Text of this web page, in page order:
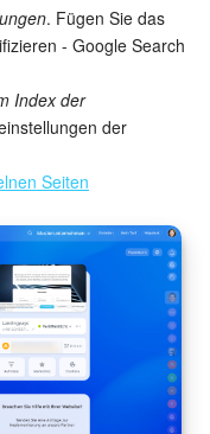
. Fügen Sie das
- Google Search
Index der
der
Seiten